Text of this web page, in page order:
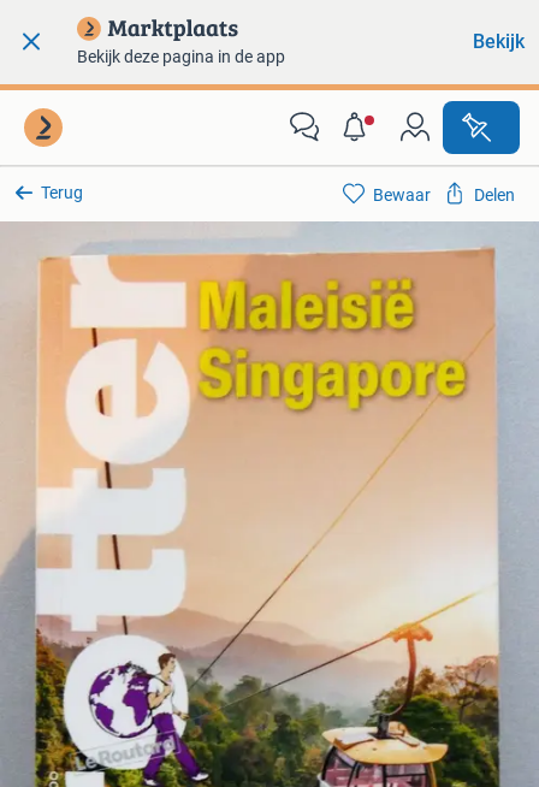
Bekijk deze pagina in de app
Bekijk
Terug Bewaar Delen